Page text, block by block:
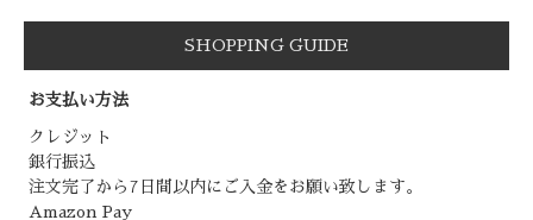
SHOPPING GUIDE
お支払い方法
クレジット
銀行振込
注文完了から7日間以内にご入金をお願い致します。
Amazon Pay